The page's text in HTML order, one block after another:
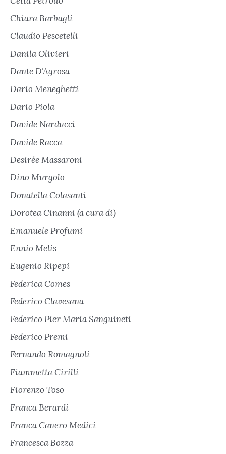
Chiara Barbagli
Claudio Pescetelli
Danila Olivieri
Dante D'Agrosa
Dario Meneghetti
Dario Piola
Davide Narducci
Davide Racca
Desirée Massaroni
Dino Murgolo
Donatella Colasanti
Dorotea Cinanni (a cura di)
Emanuele Profumi
Ennio Melis
Eugenio Ripepi
Federica Comes
Federico Clavesana
Federico Pier Maria Sanguineti
Federico Premi
Fernando Romagnoli
Fiammetta Cirilli
Fiorenzo Toso
Franca Berardi
Franca Canero Medici
Francesca Bozza